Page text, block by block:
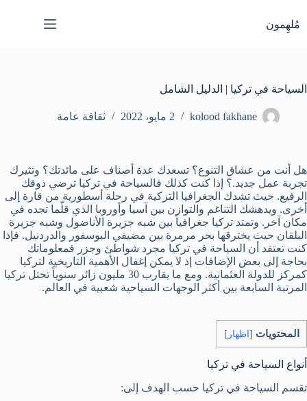
إلى
المحتوى
مُلهِمون
السياحة في تركيا | الدليل الشامل
kolood fakhane 2 مايو، 2022 ثقافة عامة
هل أنت من عشاق التنوع؟ تسعدك عدة أصناف على مائدتك؟ وتثيرك
تجربة عمل جديد.؟ إذا كنت كذلك فالسياحة في تركيا ترضي ذوقك
الرفيع. حيث تشدك الجغرافيا التركية في رحلة أسطورية من قارة إلى
أخرى. ويدهشك التناغم والتوازن بين آسيا وأوروبا الذي قلّما تجده في
مكان آخر. وتمتد تركيا جغرافياً بين شبه جزيرة الأناضول وشبه جزيرة
البلقان حيث يخترقها بحر مرمرة بين مضيقي البوسفور والدردنيل. فإذا
كنت تعتقد أن السياحة في تركيا مجرد شواطئ وجزر فمعلوماتك
بحاجة إلى بعض الإضافات إذ لا يمكن إغفال الأهمية التاريخية لتركيا
كمركز للدولة العثمانية. ومع ما يقارب 30 مليون زائر سنوياً تحتل تركيا
المرتبة السابعة بين أكثر الوجهات السياحية شعبية في العالم.
المحتويات [ اظهار ]
أنواع السياحة في تركيا
تقسم السياحة في تركيا حسب الهدف إلى: